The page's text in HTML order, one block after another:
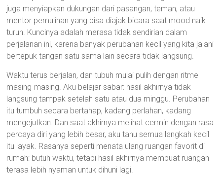
juga menyiapkan dukungan dari pasangan, teman, atau
mentor pemulihan yang bisa diajak bicara saat mood naik
turun. Kuncinya adalah merasa tidak sendirian dalam
perjalanan ini, karena banyak perubahan kecil yang kita jalani
bertepuk tangan satu sama lain secara tidak langsung.
Waktu terus berjalan, dan tubuh mulai pulih dengan ritme
masing-masing. Aku belajar sabar: hasil akhirnya tidak
langsung tampak setelah satu atau dua minggu. Perubahan
itu tumbuh secara bertahap, kadang perlahan, kadang
mengejutkan. Dan saat akhirnya melihat cermin dengan rasa
percaya diri yang lebih besar, aku tahu semua langkah kecil
itu layak. Rasanya seperti menata ulang ruangan favorit di
rumah: butuh waktu, tetapi hasil akhirnya membuat ruangan
terasa lebih nyaman untuk dihuni lagi.